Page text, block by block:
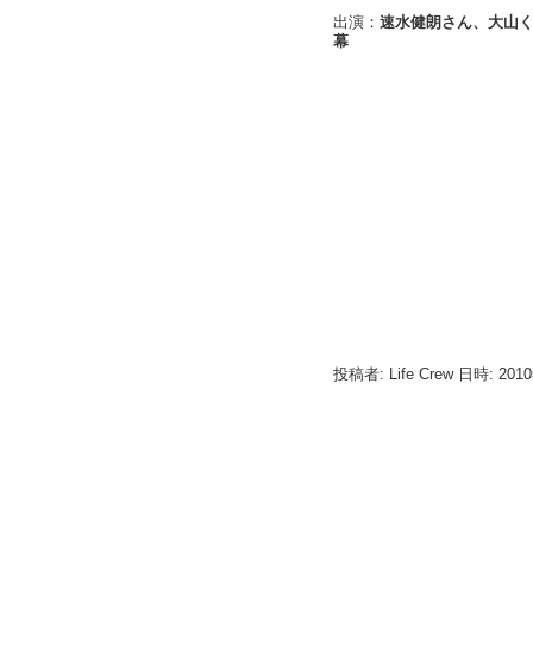
出演： 速水健朗さん、大山
幕
投稿者: Life Crew 日時: